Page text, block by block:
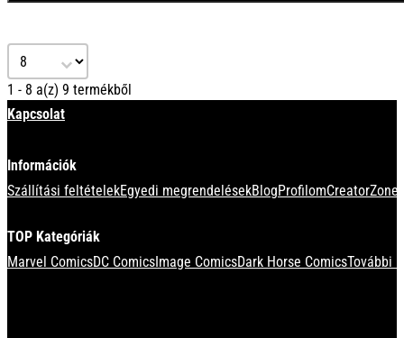
Select number per page
1 - 8 a(z) 9 termékből
Kapcsolat
Információk
Szállítási feltételekEgyedi megrendelésekBlogProfilom
TOP Kategóriák
Marvel ComicsDC Comics Image ComicsDark Horse ComicsTovábbi